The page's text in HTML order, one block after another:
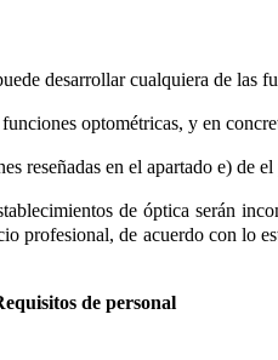
desarrollar cualquiera de las
optométricas, y en
reseñadas en el apartado e) de
de óptica serán
profesional, de acuerdo con lo
de personal